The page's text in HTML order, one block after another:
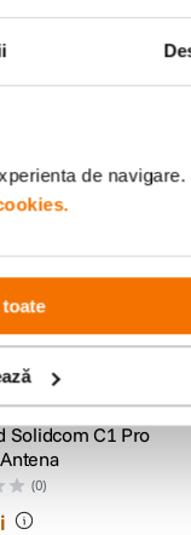
de navigare.
Studio S.R.L. isi
sau erori in afisare care
lipsa de acuratete
prealabil.
Solidcom C1 Pro
(0)